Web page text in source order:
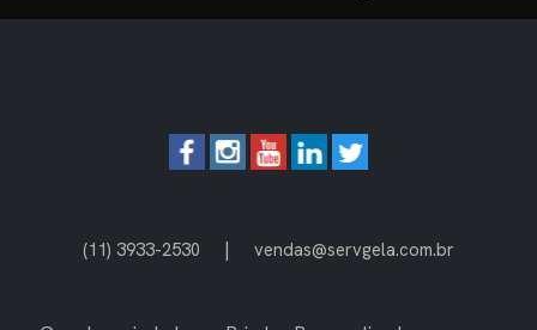
(11) 3933-2530 | vendas@servgela.com.br